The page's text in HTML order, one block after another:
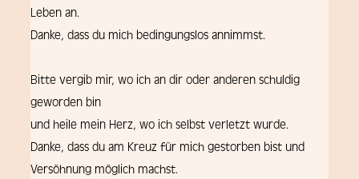
Leben an.
Danke, dass du mich bedingungslos annimmst.
Bitte vergib mir, wo ich an dir oder anderen schuldig
geworden bin
und heile mein Herz, wo ich selbst verletzt wurde.
Danke, dass du am Kreuz für mich gestorben bist und
Versöhnung möglich machst.